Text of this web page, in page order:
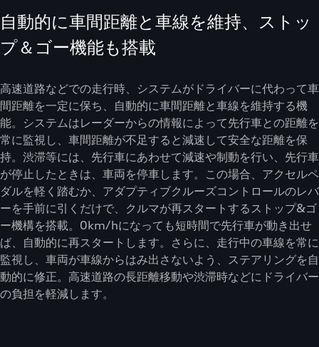
自動的に車間距離と車線を維持、ストッ
プ＆ゴー機能も搭載
高速道路などでの走行時、システムがドライバーに代わって車
間距離を一定に保ち、自動的に車間距離と車線を維持する機
能。システムはレーダーからの情報によって先行車との距離を
常に監視し、車間距離が不足すると減速して安全な距離を保
持。渋滞等には、先行車にあわせて減速や制動を行い、先行車
が停止したときは、車両を停車します。この場合、アクセルペ
ダルを軽く踏むか、アダプティブクルーズコントロールのレバ
ーを手前に引くだけで、クルマが再スタートするストップ&ゴ
ー機構を搭載。0km/hになっても短時間で先行車が動き出せ
ば、自動的に再スタートします。さらに、走行中の車線を常に
監視し、車両が車線からはみ出さないよう、ステアリングを自
動的に修正。高速道路の長距離移動や渋滞時などにドライバー
の負担を軽減します。